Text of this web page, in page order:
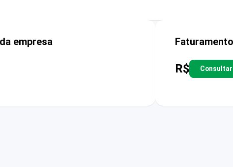
empresa
R$ Consultar